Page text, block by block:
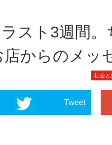
スト3週間。
からのメッ
社会と
Tweet